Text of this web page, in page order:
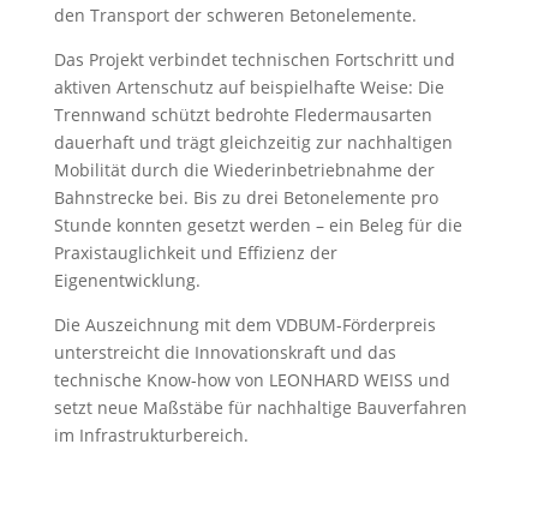
den Transport der schweren Betonelemente.
Das Projekt verbindet technischen Fortschritt und
aktiven Artenschutz auf beispielhafte Weise: Die
Trennwand schützt bedrohte Fledermausarten
dauerhaft und trägt gleichzeitig zur nachhaltigen
Mobilität durch die Wiederinbetriebnahme der
Bahnstrecke bei. Bis zu drei Betonelemente pro
Stunde konnten gesetzt werden – ein Beleg für die
Praxistauglichkeit und Effizienz der
Eigenentwicklung.
Die Auszeichnung mit dem VDBUM-Förderpreis
unterstreicht die Innovationskraft und das
technische Know-how von LEONHARD WEISS und
setzt neue Maßstäbe für nachhaltige Bauverfahren
im Infrastrukturbereich.